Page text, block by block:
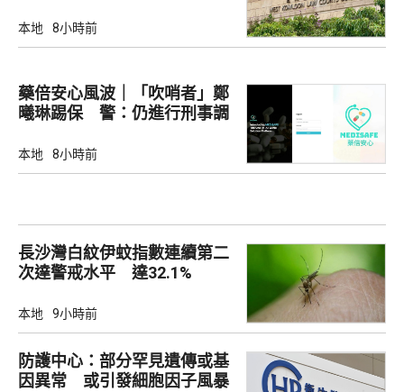
本地 8小時前
藥倍安心風波｜「吹哨者」鄭
曦琳踢保 警：仍進行刑事調
本地 8小時前
長沙灣白紋伊蚊指數連續第二
次達警戒水平 達32.1%
本地 9小時前
防護中心：部分罕見遺傳或基
因異常 或引發細胞因子風暴